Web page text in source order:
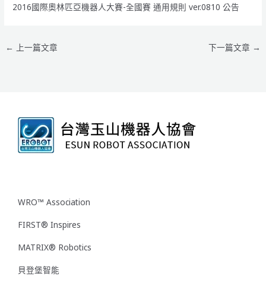
2016國際奧林匹亞機器人大賽-全國賽 通用規則 ver.0810 公告
← 上一篇文章 下一篇文章 →
WRO™ Association
FIRST® Inspires
MATRIX® Robotics
貝登堡智能